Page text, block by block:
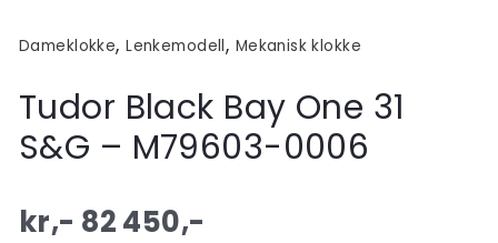
Dameklokke,Lenkemodell, Mekanisk klokke
Tudor Black Bay One 31
S&G – M79603-0006
kr,- 82 450,-